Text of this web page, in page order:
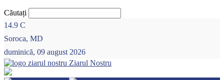
Căutați
14.9 C
Soroca, MD
duminică, 09 august 2026
Ziarul Nostru